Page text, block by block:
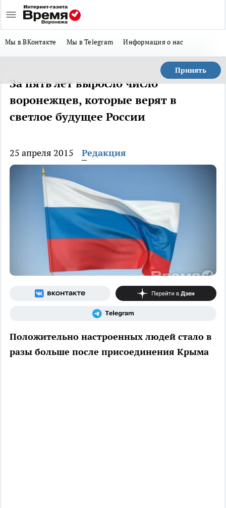
Мы в ВКонтакте Мы в Telegram Информация о нас
Принять
За пять лет выросло число
воронежцев, которые верят в
светлое будущее России
25 апреля 2015 Редакция
Положительно настроенных людей стало в
разы больше после присоединения Крыма